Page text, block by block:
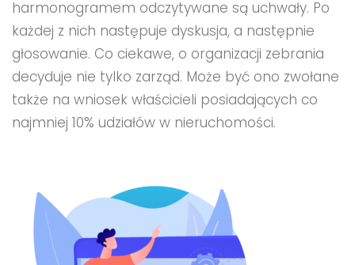
harmonogramem odczytywane są uchwały. Po
każdej z nich następuje dyskusja, a następnie
głosowanie. Co ciekawe, o organizacji zebrania
decyduje nie tylko zarząd. Może być ono zwołane
także na wniosek właścicieli posiadających co
najmniej 10% udziałów w nieruchomości.